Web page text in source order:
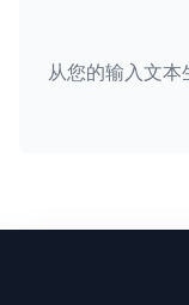
从您的输入文本